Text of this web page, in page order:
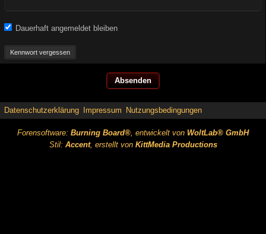
Dauerhaft angemeldet bleiben
Kennwort vergessen
Datenschutzerklärung Impressum Nutzungsbedingungen
Forensoftware: Burning Board®, entwickelt von WoltLab® GmbH
Stil: Accent, erstellt von KittMedia Productions